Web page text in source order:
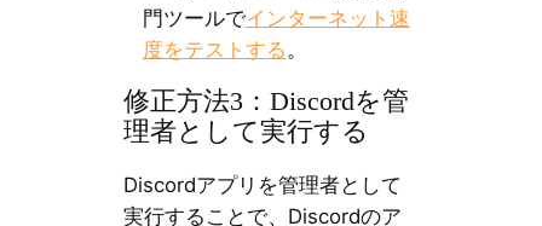
門ツールでインターネット速
度をテストする 。
修正方法3：Discordを管
理者として実行する
Discordアプリを管理者として
実行することで、Discordのア